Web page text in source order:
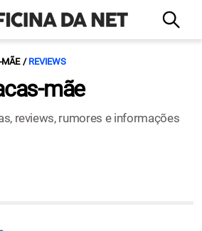
MÃE REVIEWS
mãe
reviews, rumores e informações